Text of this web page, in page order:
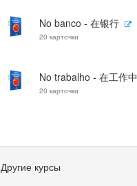
No banco - 在银行
20 карточки
No trabalho - 在工作中
20 карточки
Другие курсы